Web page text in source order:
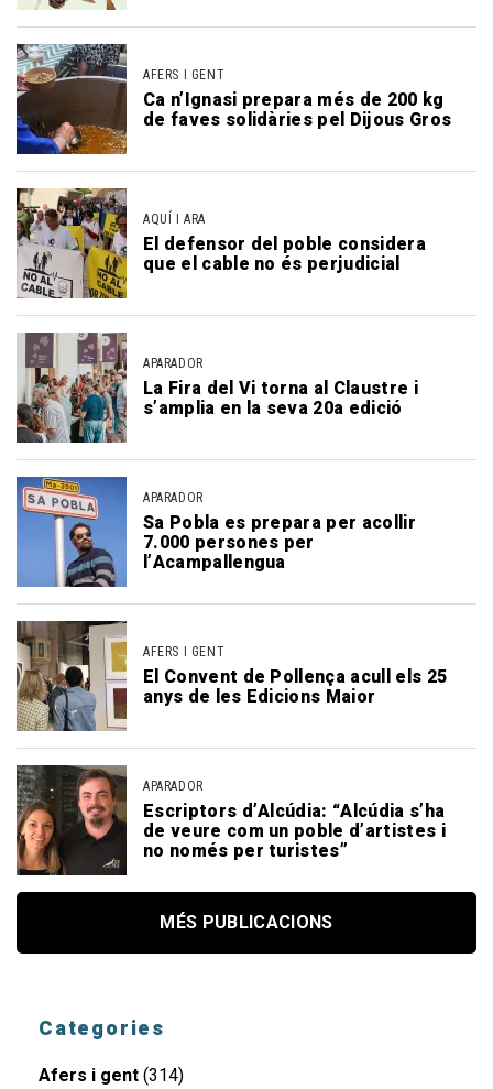
AFERS I GENT
Ca n’Ignasi prepara més de 200 kg
de faves solidàries pel Dijous Gros
AQUÍ I ARA
El defensor del poble considera
que el cable no és perjudicial
APARADOR
La Fira del Vi torna al Claustre i
s’amplia en la seva 20a edició
APARADOR
Sa Pobla es prepara per acollir
7.000 persones per
l’Acampallengua
AFERS I GENT
El Convent de Pollença acull els 25
anys de les Edicions Maior
APARADOR
Escriptors d’Alcúdia: “Alcúdia s’ha
de veure com un poble d’artistes i
no només per turistes”
MÉS PUBLICACIONS
Categories
Afers i gent (314)